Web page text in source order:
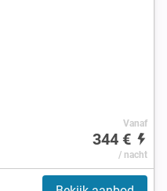
Vanaf
344 €
/ nacht